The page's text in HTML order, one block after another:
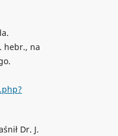
hebr., na
Dr. J.